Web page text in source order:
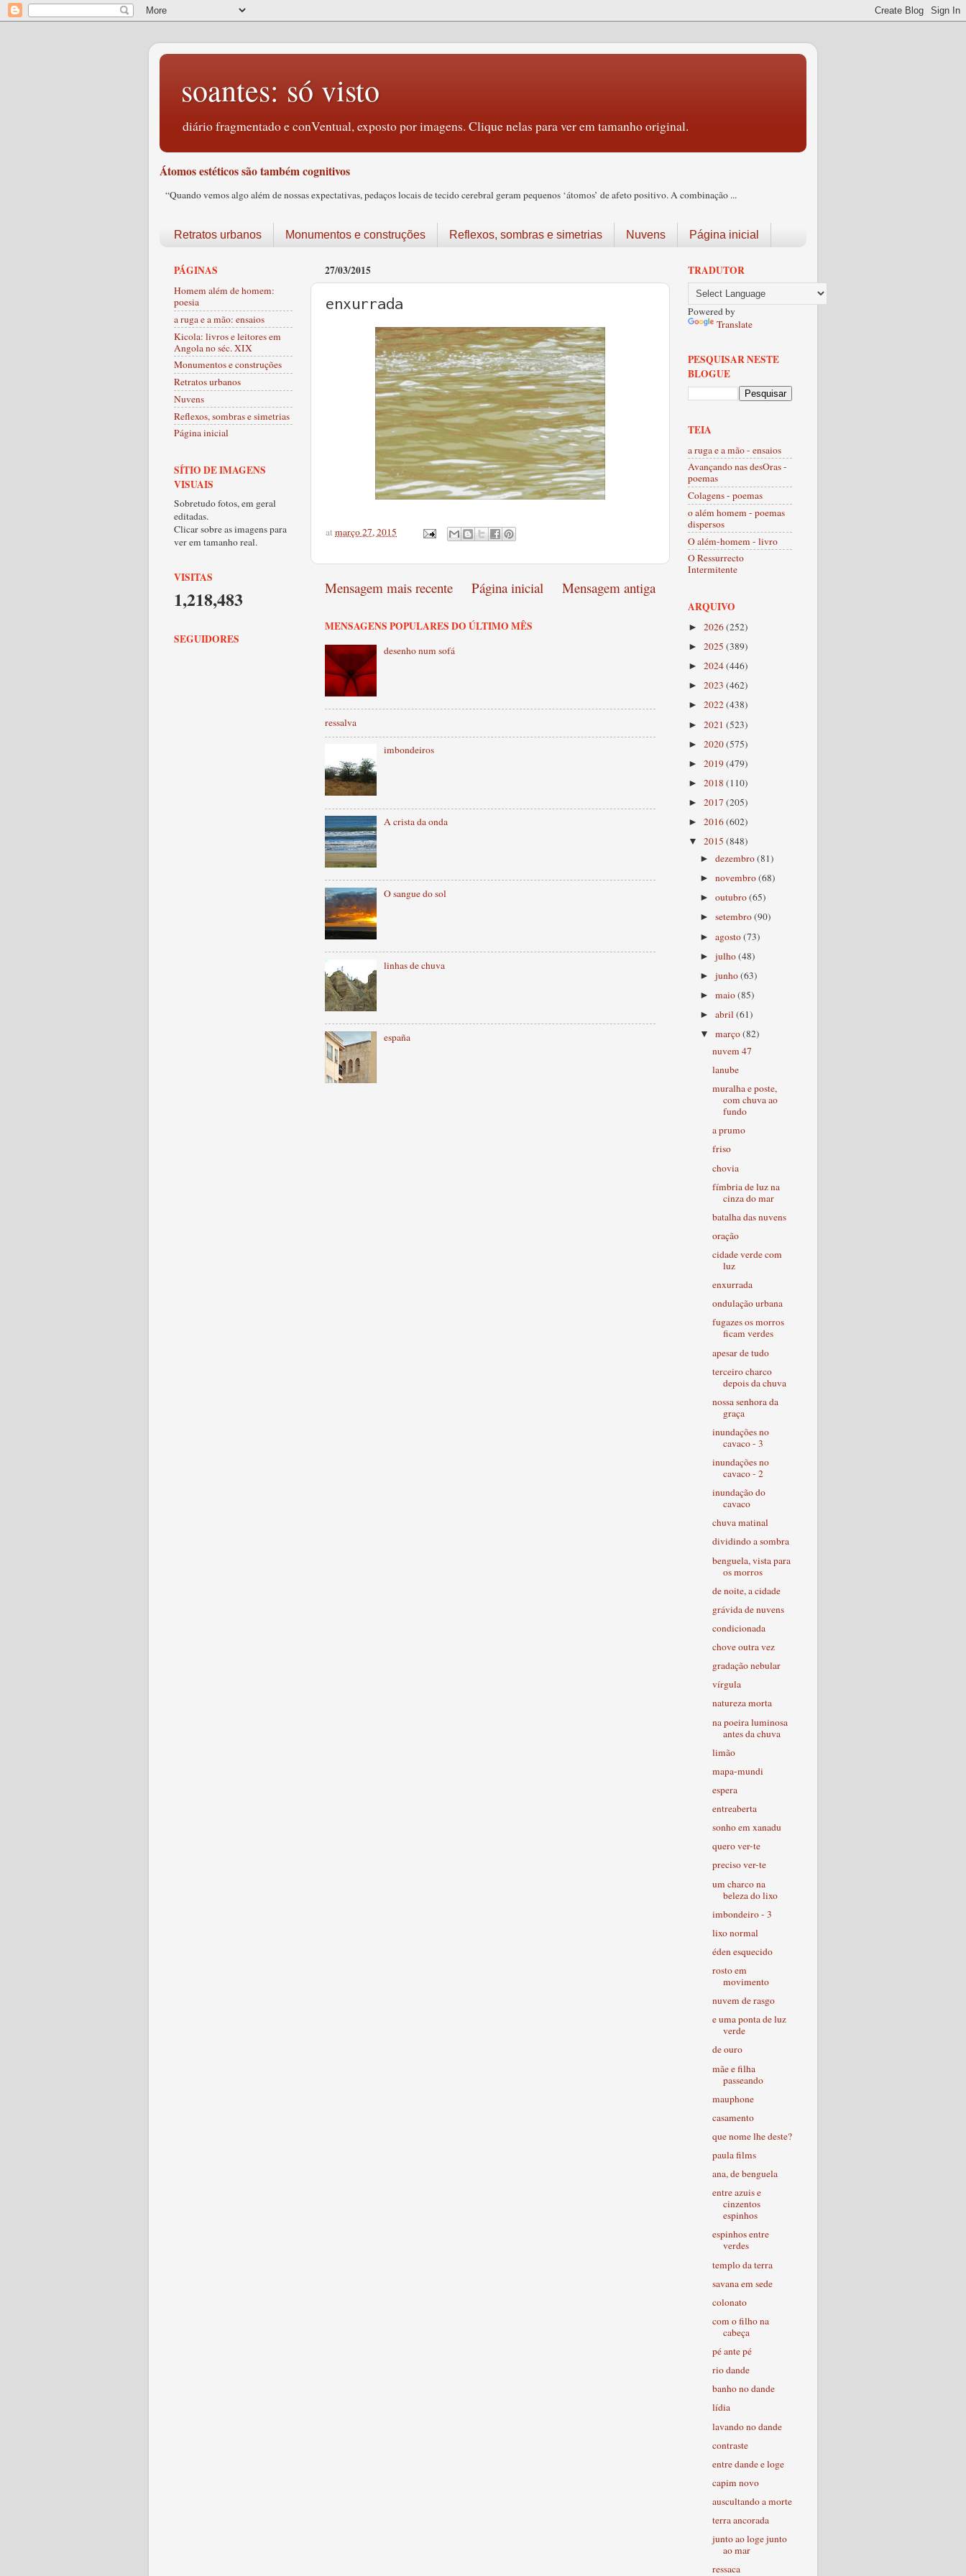
soantes: só visto
diário fragmentado e conVentual, exposto por imagens. Clique nelas para ver em tamanho original.
Átomos estéticos são também cognitivos
“Quando vemos algo além de nossas expectativas, pedaços locais de tecido cerebral geram pequenos ‘átomos’ de afeto positivo. A combinação ...
Retratos urbanos Monumentos e construções Reflexos, sombras e simetrias Nuvens Página inicial
27/03/2015
enxurrada
atmarço 27, 2015
Mensagem mais recente Mensagem antiga
Página inicial
MENSAGENS POPULARES DO ÚLTIMO MÊS
desenho num sofá
ressalva
imbondeiros
A crista da onda
O sangue do sol
linhas de chuva
españa
PÁGINAS
Homem além de homem:
poesia
a ruga e a mão: ensaios
Kicola: livros e leitores em
Angola no séc. XIX
Monumentos e construções
Retratos urbanos
Nuvens
Reflexos, sombras e simetrias
Página inicial
SÍTIO DE IMAGENS
VISUAIS
Sobretudo fotos, em geral
editadas.
Clicar sobre as imagens para
ver em tamanho real.
VISITAS
1,218,483
SEGUIDORES
TRADUTOR
Powered by
Translate
PESQUISAR NESTE
BLOGUE
TEIA
a ruga e a mão - ensaios
Avançando nas desOras -
poemas
Colagens - poemas
o além homem - poemas
dispersos
O além-homem - livro
O Ressurrecto
Intermitente
ARQUIVO
► 2026(252)
► 2025 (389)
► 2024(446)
► 2023 (462)
► 2022(438)
► 2021 (523)
► 2020(575)
► 2019(479)
► 2018 (110)
► 2017 (205)
► 2016(602)
▼ 2015 (848)
►dezembro(81)
►novembro(68)
►outubro(65)
►setembro(90)
►agosto(73)
►julho(48)
►junho(63)
►maio(85)
►abril(61)
▼março(82)
nuvem 47
lanube
muralha e poste,
com chuva ao
fundo
a prumo
friso
chovia
fímbria de luz na
cinza do mar
batalha das nuvens
oração
cidade verde com
luz
enxurrada
ondulação urbana
fugazes os morros
ficam verdes
apesar de tudo
terceiro charco
depois da chuva
nossa senhora da
graça
inundações no
cavaco - 3
inundações no
cavaco - 2
inundação do
cavaco
chuva matinal
dividindo a sombra
benguela, vista para
os morros
de noite, a cidade
grávida de nuvens
condicionada
chove outra vez
gradação nebular
vírgula
natureza morta
na poeira luminosa
antes da chuva
limão
mapa-mundi
espera
entreaberta
sonho em xanadu
quero ver-te
preciso ver-te
um charco na
beleza do lixo
imbondeiro - 3
lixo normal
éden esquecido
rosto em
movimento
nuvem de rasgo
e uma ponta de luz
verde
de ouro
mãe e filha
passeando
mauphone
casamento
que nome lhe deste?
paula films
ana, de benguela
entre azuis e
cinzentos
espinhos
espinhos entre
verdes
templo da terra
savana em sede
colonato
com o filho na
cabeça
pé ante pé
rio dande
banho no dande
lídia
lavando no dande
contraste
entre dande e loge
capim novo
auscultando a morte
terra ancorada
junto ao loge junto
ao mar
ressaca